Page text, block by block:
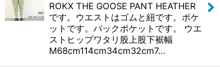
ROKX THE GOOSE PANT HEATHER
です。ウエストはゴムと紐です。ポケ
ットです。バックポケットです。 ウエ
ストヒップワタリ股上股下裾幅
M68cm114cm34cm32cm7…